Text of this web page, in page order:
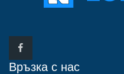
Връзка с нас